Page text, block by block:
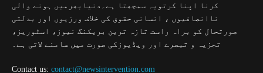
کرنا اپنا کرتویہ سمجھتا ہے۔دنیابھرمیں ہونے والی
ناانصافیوں ، انسانی حقوق کی خلاف ورزیوں اور بدلتی
صورتحال کو براہ راست تازہ ترین بریکنگ نیوز، اسٹوریز،
تجزیہ و تبصرے اور ویڈیوزکی صورت میں سامنے لاتی ہے۔
Contact us: contact@newsintervention.com